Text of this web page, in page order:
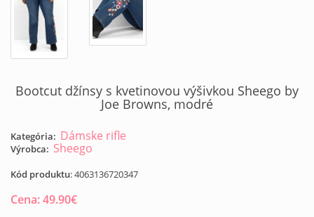
Bootcut džínsy s kvetinovou výšivkou Sheego by
Joe Browns, modré
Kategória: Dámske rifle
Výrobca: Sheego
Kód produktu:4063136720347
Cena:49.90€